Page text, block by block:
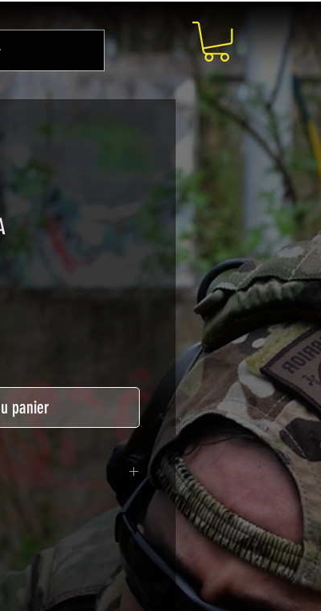
panier
recouvert d'une
UV et des rayures.
de véhicule,
offrent une grande
d'un produit alcoolisé